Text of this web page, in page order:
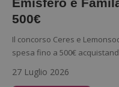
Emisfero e
500€
Il concorso Ceres e
spesa fino a 500€
27 Luglio 2026